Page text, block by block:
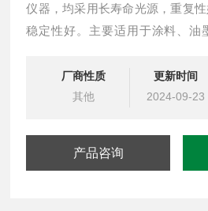
仪器，均采用长寿命光源，重复性
稳定性好。主要适用于涂料、油
厂商性质
其他
更新时间
2024-09-23
产品咨询